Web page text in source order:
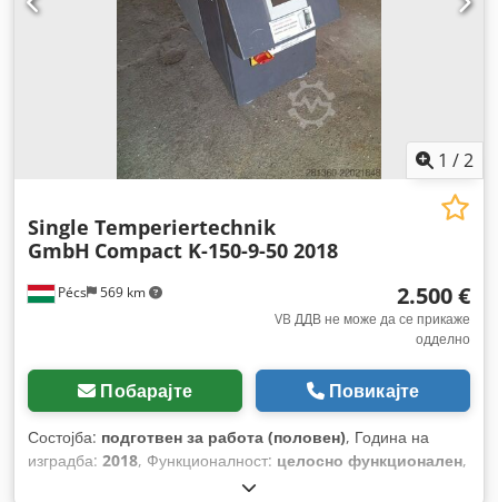
1 /2
Pécs 569 km
Single Temperiertechnik
GmbH Compact K-150-9-50 2018
2.500 €
VB ДДВ не може да се прикаже
одделно
Побарајте Повикајте
Состојба: подготвен за работа (половен), Година на
изградба: 2018, Функционалност: целосно функционален,
, празна тежина: